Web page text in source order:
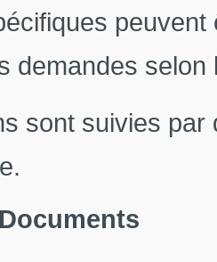
demandes
sont suivies par